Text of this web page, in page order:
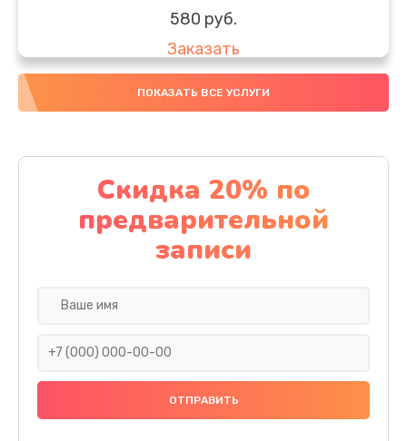
580 руб.
Заказать
Комплексная чистка
Заказать
Замена дисплея (экрана)
2000 руб.
Заказать
Ремонт платы электроники
Прошивка
ПОКАЗАТЬ ВСЕ УСЛУГИ
Скидка 20% по
предварительной
записи